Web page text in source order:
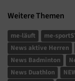
Weitere Themen
me-läuft me-
News aktive Herren
News Badminton
News Duathlon